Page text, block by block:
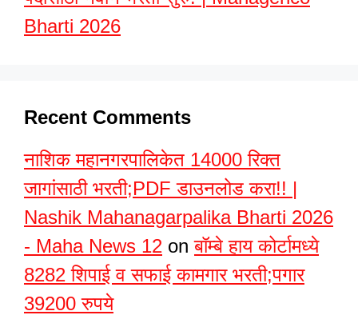
Bharti 2026
Recent Comments
नाशिक महानगरपालिकेत 14000 रिक्त
जागांसाठी भरती;PDF डाउनलोड करा!! |
Nashik Mahanagarpalika Bharti 2026
- Maha News 12 onबॉम्बे हाय कोर्टामध्ये
8282 शिपाई व सफाई कामगार भरती;पगार
39200 रुपये